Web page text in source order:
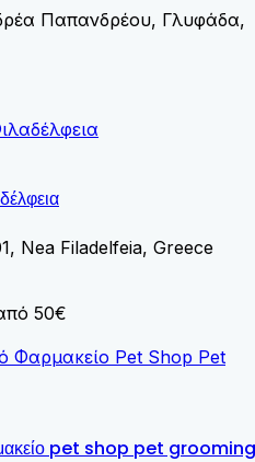
Παπανδρέου, Γλυφάδα,
Nea Filadelfeia, Greece
50€
pet shop pet grooming